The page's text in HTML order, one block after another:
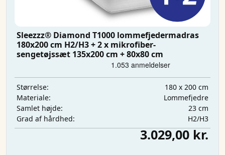
Sleezzz® Diamond T1000 lommefjedermadras
180x200 cm H2/H3 + 2 x mikrofiber-
sengetøjssæt 135x200 cm + 80x80 cm
Størrelse:
180 x 200 cm
Materiale:
Lommefjedre
Samlet højde:
23 cm
Grad af hårdhed:
H2/H3
3.029,00 kr.